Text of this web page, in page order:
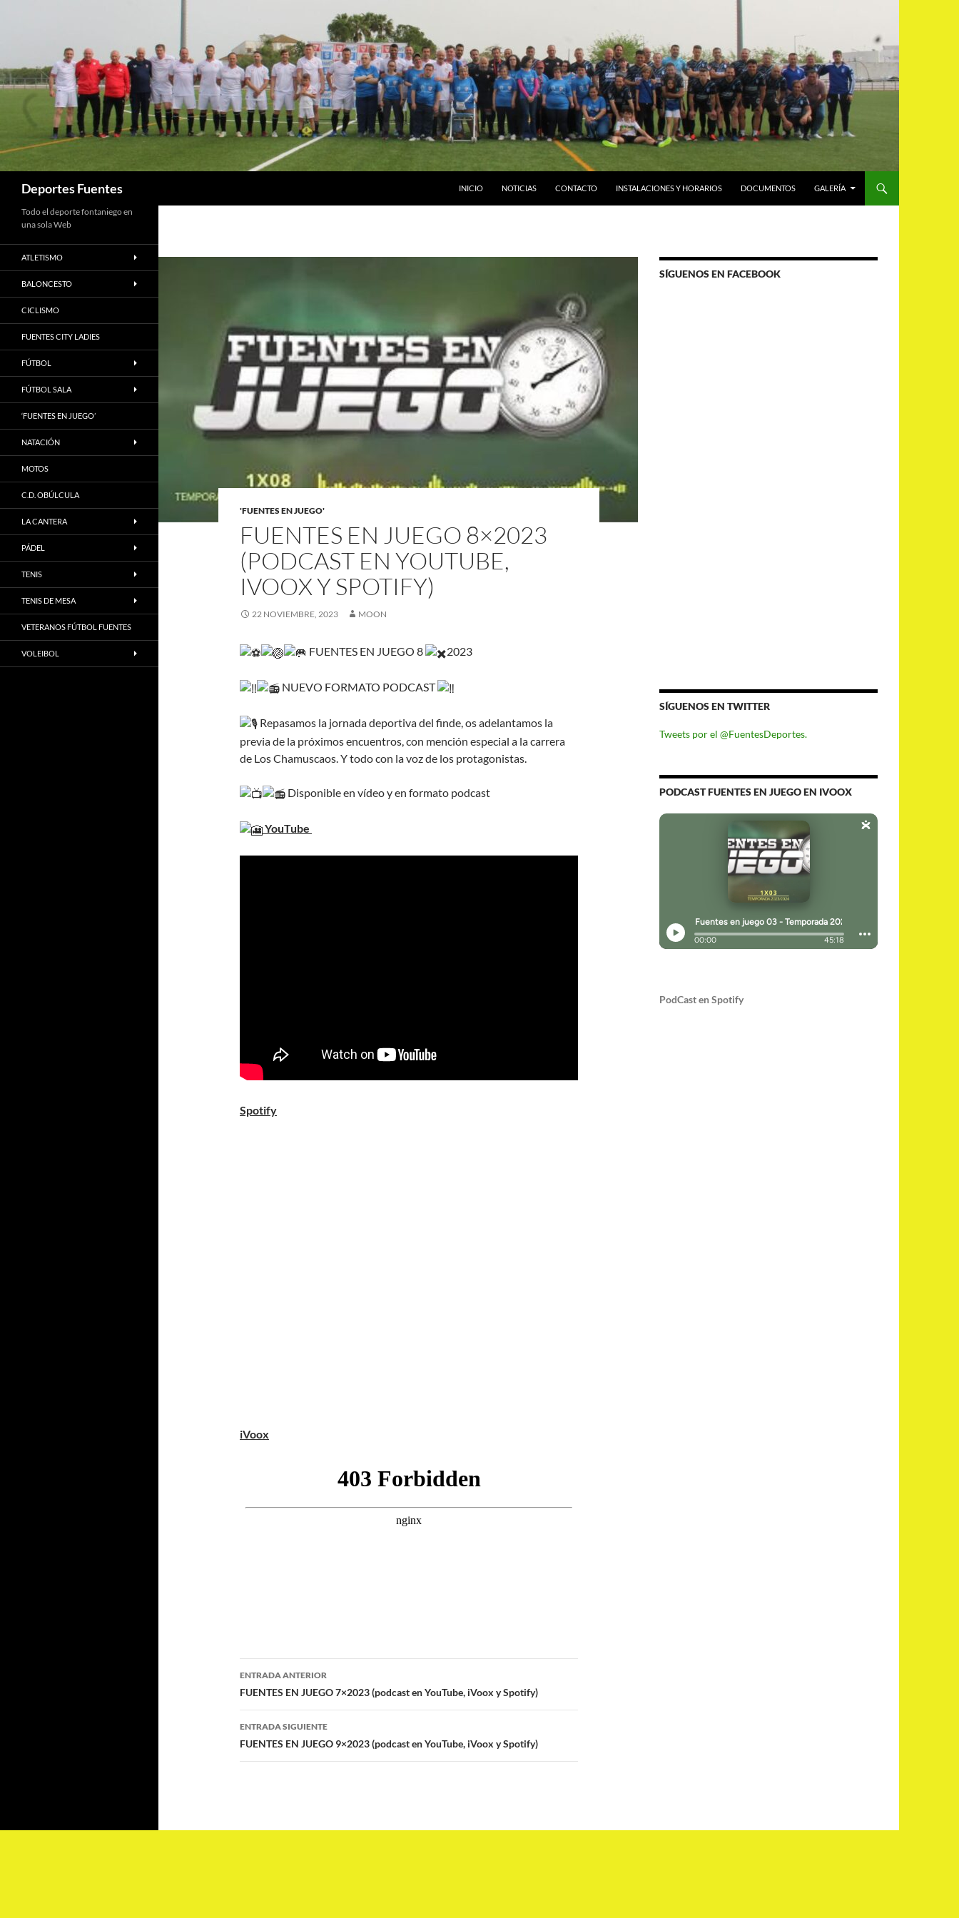
Deportes Fuentes INICIO NOTICIAS CONTACTO INSTALACIONES Y HORARIOS DOCUMENTOS GALERÍA
'FUENTES EN JUEGO'
FUENTES EN JUEGO 8×2023
(PODCAST EN YOUTUBE,
IVOOX Y SPOTIFY)
22 NOVIEMBRE, 2023 MOON
FUENTES EN JUEGO 8 2023
NUEVO FORMATO PODCAST
Repasamos la jornada deportiva del finde, os adelantamos la
previa de la próximos encuentros, con mención especial a la carrera
de Los Chamuscaos. Y todo con la voz de los protagonistas.
Disponible en vídeo y en formato podcast
YouTube
Spotify
iVoox
Navegación
de
entradas
ENTRADA ANTERIOR
FUENTES EN JUEGO 7×2023 (podcast en YouTube, iVoox y Spotify)
ENTRADA SIGUIENTE
FUENTES EN JUEGO 9×2023 (podcast en YouTube, iVoox y Spotify)
SÍGUENOS EN FACEBOOK
SÍGUENOS EN TWITTER
Tweets por el @FuentesDeportes.
PODCAST FUENTES EN JUEGO EN IVOOX
PodCast en Spotify
Todo el deporte fontaniego en
una sola Web
ATLETISMO
BALONCESTO
CICLISMO
FUENTES CITY LADIES
FÚTBOL
FÚTBOL SALA
‘FUENTES EN JUEGO’
NATACIÓN
MOTOS
C.D. OBÚLCULA
LA CANTERA
PÁDEL
TENIS
TENIS DE MESA
VETERANOS FÚTBOL FUENTES
VOLEIBOL